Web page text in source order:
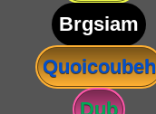
Brgsiam
Quoicoubeh
Dub